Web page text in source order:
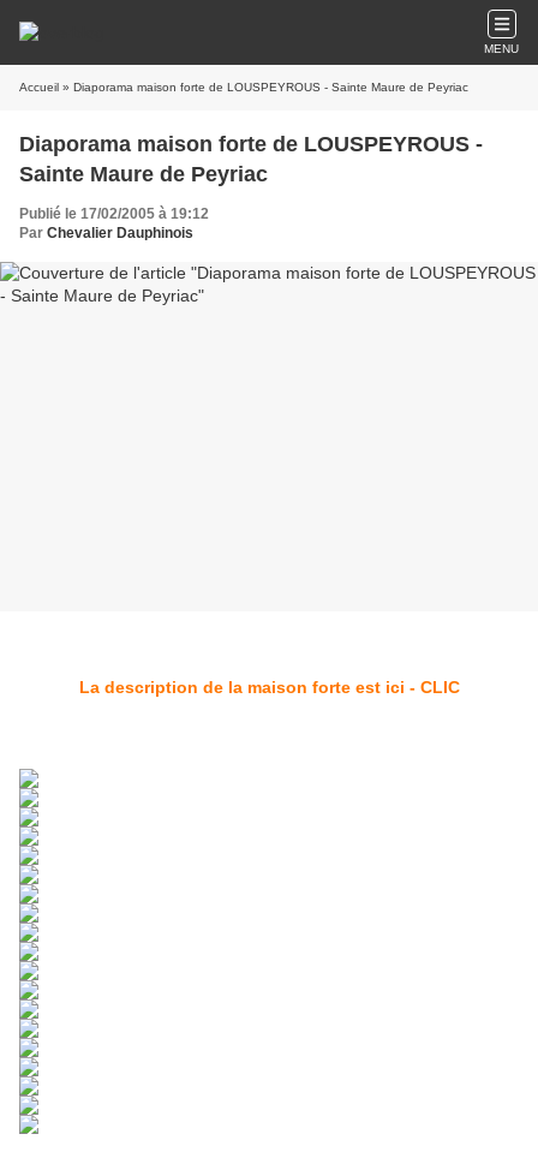
MENU
Accueil » Diaporama maison forte de LOUSPEYROUS - Sainte Maure de Peyriac
Diaporama maison forte de LOUSPEYROUS -
Sainte Maure de Peyriac
Publié le 17/02/2005 à 19:12
Par Chevalier Dauphinois
La description de la maison forte est ici - CLIC